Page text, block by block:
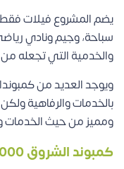
يضم المشروع فيلات
سباحة، وجيم ونادي
والخدمية التي تجعله
ويوجد العديد من
بالخدمات والرفاهية
ومميز من حيث الخدمات
كمبوند الشروق 2000